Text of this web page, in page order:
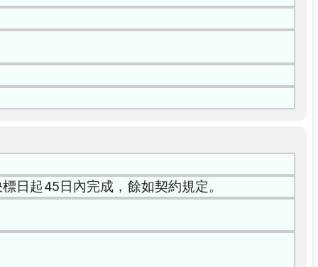
日起45日內完成，餘如契約規定。